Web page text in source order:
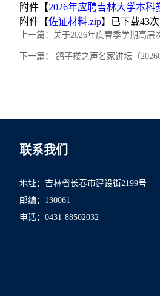
附件【2026年应聘吉林大学本
附件【佐证材料.zip】已下载43次
上一篇： 关于2026年度春季学期高
下一篇： 鸽子楼之声名家讲坛（
联系我们
地址：吉林省长春市建设街2199号
邮编：130061
电话：0431-88502032